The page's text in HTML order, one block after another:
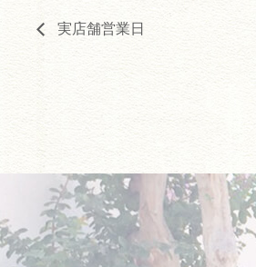
実店舗営業日